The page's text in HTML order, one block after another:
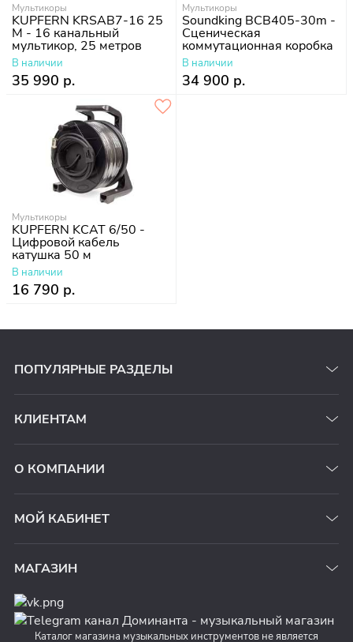
Мультикоры
KUPFERN KRSAB7-16 25
M - 16 канальный
мультикор, 25 метров
В наличии
35 990 р.
Мультикоры
Soundking BCB405-30m -
Сценическая
коммутационная коробка
20xXLR входов - 4xXLR
выходов
В наличии
34 900 р.
Мультикоры
KUPFERN KCAT 6/50 -
Цифровой кабель
катушка 50 м
В наличии
16 790 р.
ПОПУЛЯРНЫЕ РАЗДЕЛЫ
КЛИЕНТАМ
О КОМПАНИИ
МОЙ КАБИНЕТ
МАГАЗИН
Каталог магазина музыкальных инструментов не является